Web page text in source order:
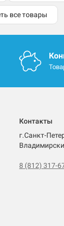
все товары
Контакты
г.Санкт-
8 (812) 317-